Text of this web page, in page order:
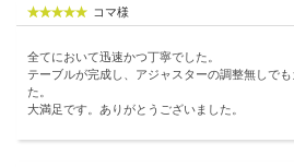
コマ様
全てにおいて迅速かつ丁寧でした。
テーブルが完成し、アジャスターの調整無しで
た。
大満足です。ありがとうございました。